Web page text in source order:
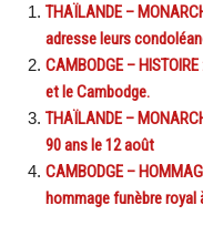
THAÏLANDE –
adresse leurs
CAMBODGE –
et le Cambodge.
THAÏLANDE –
90 ans le 12 août
CAMBODGE –
hommage funèbre royal